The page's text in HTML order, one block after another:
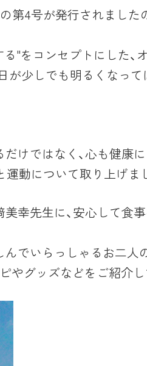
第4号が発行されました
る"をコンセプトにした
が少しでも明るくなっ
けではなく、心も健康に
運動について取り上げま
美幸先生に、安心して
んでいらっしゃるお二人
やグッズなどをご紹介し